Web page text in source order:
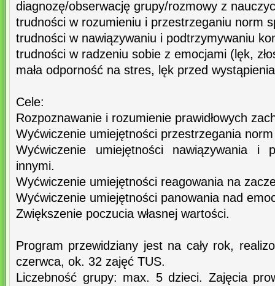
diagnozę/obserwację grupy/rozmowy z
trudności w rozumieniu i przestrzeganiu norm
trudności w nawiązywaniu i podtrzymywaniu
trudności w radzeniu sobie z emocjami (lęk,
mała odporność na stres, lęk przed
Cele:
Rozpoznawanie i rozumienie prawidłowych
Wyćwiczenie umiejętności przestrzegania norm
Wyćwiczenie umiejętności nawiązywania i
innymi.
Wyćwiczenie umiejętności reagowania na
Wyćwiczenie umiejętności panowania nad
Zwiększenie poczucia własnej wartości.
Program przewidziany jest na cały rok,
czerwca, ok. 32 zajęć TUS.
Liczebność grupy: max. 5 dzieci. Zajęcia